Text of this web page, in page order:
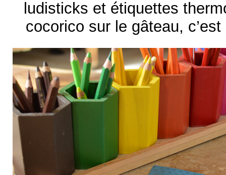
ludisticks et étiquettes
cocorico sur le gâteau,